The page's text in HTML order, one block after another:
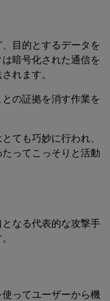
目的とするデータを
暗号化された通信を
れます。
の証拠を消す作業を
ても巧妙に行われ、
ってこっそりと活動
なる代表的な攻撃手
ってユーザーから機